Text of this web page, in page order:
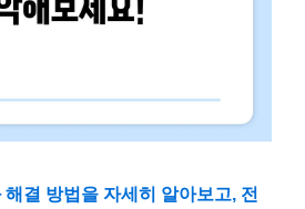
결 방법을 자세히 알아보고, 전